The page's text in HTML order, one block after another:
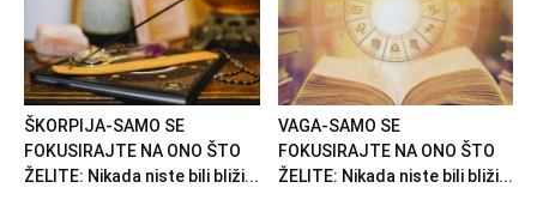
ŠKORPIJA-SAMO SE
FOKUSIRAJTE NA ONO ŠTO
ŽELITE: Nikada niste bili bliži...
VAGA-SAMO SE
FOKUSIRAJTE NA ONO ŠTO
ŽELITE: Nikada niste bili bliži...